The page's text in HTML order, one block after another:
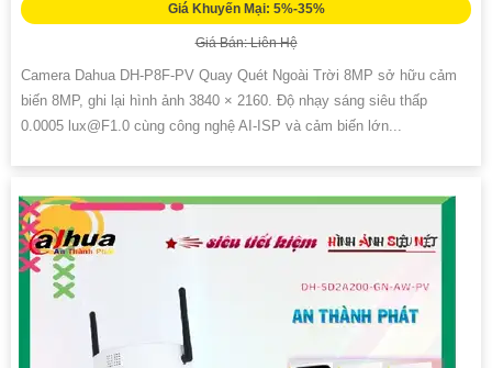
Giá Khuyến Mại: 5%-35%
Giá Bán: Liên Hệ
Camera Dahua DH-P8F-PV Quay Quét Ngoài Trời 8MP sở hữu cảm
biến 8MP, ghi lại hình ảnh 3840 × 2160. Độ nhạy sáng siêu thấp
0.0005 lux@F1.0 cùng công nghệ AI-ISP và cảm biến lớn...